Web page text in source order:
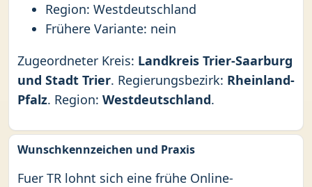
Region: Westdeutschland
Frühere Variante: nein
Zugeordneter Kreis: Landkreis Trier-Saarburg
und Stadt Trier. Regierungsbezirk: Rheinland-
Pfalz. Region: Westdeutschland.
Wunschkennzeichen und Praxis
Fuer TR lohnt sich eine frühe Online-